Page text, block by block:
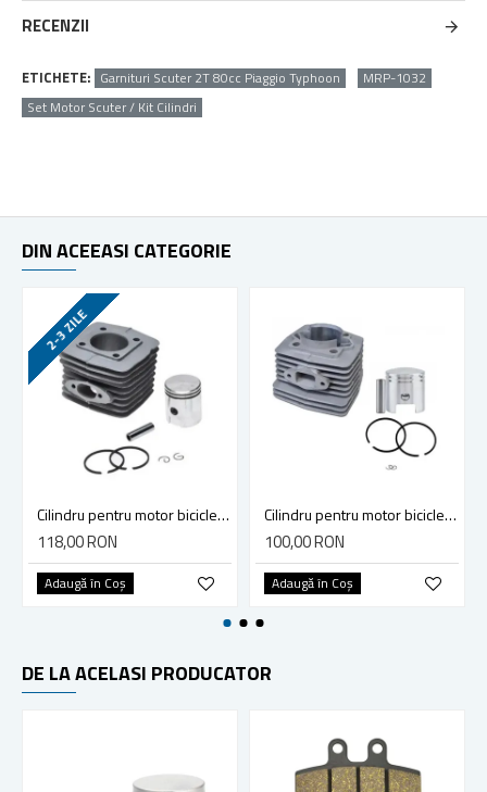
RECENZII
ETICHETE: Garnituri Scuter 2T 80cc Piaggio Typhoon
MRP-1032
Set Motor Scuter / Kit Cilindri
DIN ACEEASI CATEGORIE
2-3 ZILE
Cilindru pentru motor bicicleta 100 cc, Calitatea I
118,00 RON
Adaugă în Coş
Cilindru pentru motor bicicleta 80 cc (model 1) Calitatea I
100,00 RON
Adaugă în Coş
DE LA ACELASI PRODUCATOR